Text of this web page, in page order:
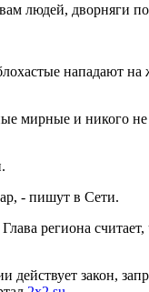
людей, дворняги
нападают
мирные и никого
- пишут в Сети.
Глава региона
закон,